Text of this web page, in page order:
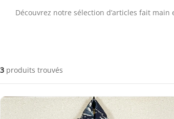
Découvrez notre sélection d’articles fait
3 produits trouvés